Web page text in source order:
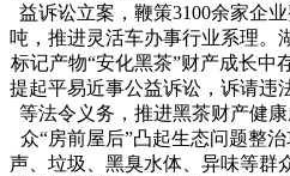
益诉讼立案，鞭策3100余家企
吨，推进灵活车办事行业系理。
标记产物“安化黑茶”财产成长中
提起平易近事公益诉讼，诉请违
等法令义务，推进黑茶财产健
众“房前屋后”凸起生态问题整
声、垃圾、黑臭水体、异味等群